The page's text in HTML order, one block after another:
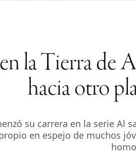
la Tierra de
hacia otro
su carrera en la serie Al
en espejo de muchos